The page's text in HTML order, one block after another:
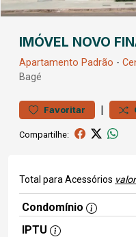
IMÓVEL NOVO
Apartamento Padrão -
Bagé
Favoritar |
Compartilhe:
Total para Acessórios
Condomínio
IPTU